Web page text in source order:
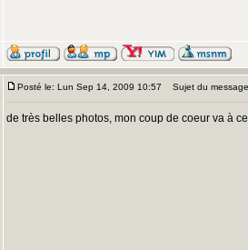
Posté le: Lun Sep 14, 2009 10:57 Sujet du
de très belles photos, mon coup de coeur va à